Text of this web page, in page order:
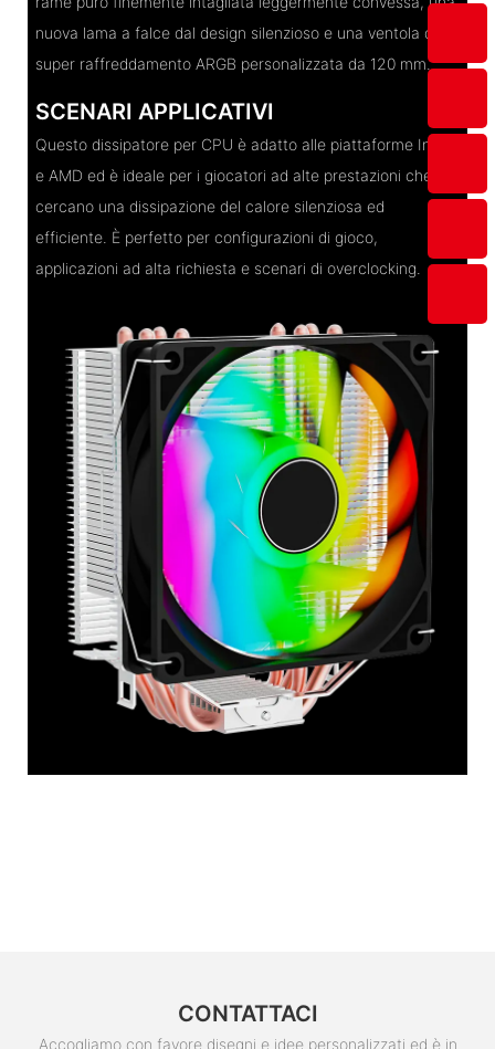
nuova lama a falce dal design silenzioso e una ventola di
super raffreddamento ARGB personalizzata da 120 mm.
SCENARI APPLICATIVI
Questo dissipatore per CPU è adatto alle piattaforme Intel
e AMD ed è ideale per i giocatori ad alte prestazioni che
cercano una dissipazione del calore silenziosa ed
efficiente. È perfetto per configurazioni di gioco,
applicazioni ad alta richiesta e scenari di overclocking.
CONTATTACI
Accogliamo con favore disegni e idee personalizzati ed è in